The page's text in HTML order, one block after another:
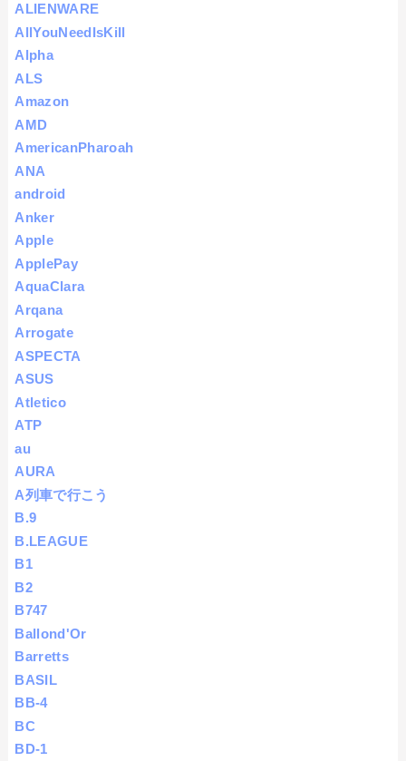
ALIENWARE
AllYouNeedIsKill
Alpha
ALS
Amazon
AMD
AmericanPharoah
ANA
android
Anker
Apple
ApplePay
AquaClara
Arqana
Arrogate
ASPECTA
ASUS
Atletico
ATP
au
AURA
A列車で行こう
B.9
B.LEAGUE
B1
B2
B747
Ballond'Or
Barretts
BASIL
BB-4
BC
BD-1